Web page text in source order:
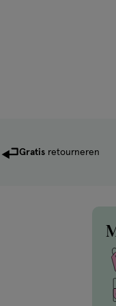
Gratis retourneren